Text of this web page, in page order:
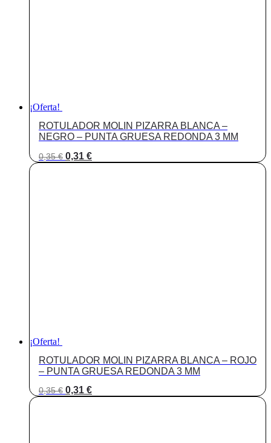
¡Oferta!
ROTULADOR MOLIN PIZARRA BLANCA –
NEGRO – PUNTA GRUESA REDONDA 3 MM
0,35€ El
precio
0,31 €El
precio
¡Oferta!
ROTULADOR MOLIN PIZARRA BLANCA – ROJO
– PUNTA GRUESA REDONDA 3 MM
0,35€ El
precio
0,31 €El
precio